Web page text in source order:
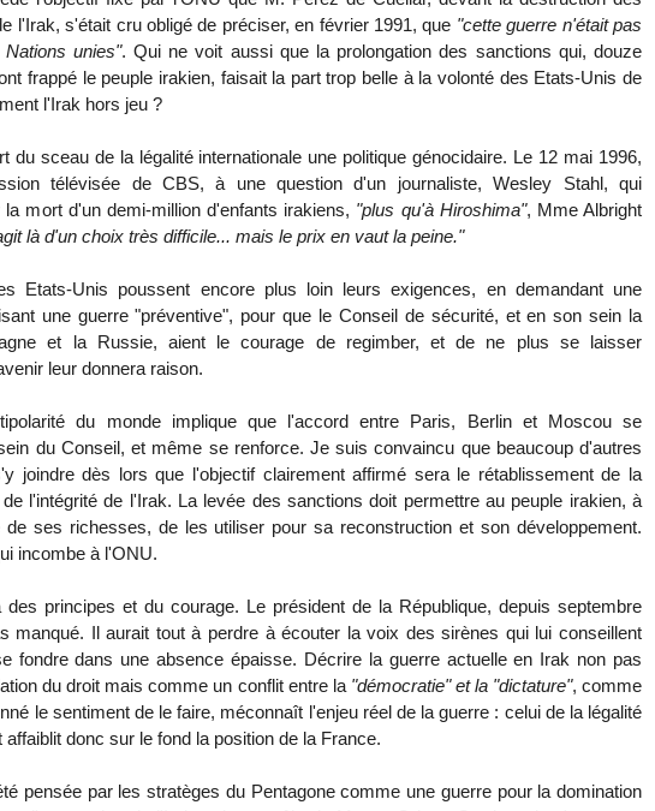
l'Irak, s'était cru obligé de préciser, en février 1991, que "cette guerre n'était pas
unies". Qui ne voit aussi que la prolongation des sanctions qui, douze
frappé le peuple irakien, faisait la part trop belle à la volonté des Etats-Unis de
l'Irak hors jeu ?
du sceau de la légalité internationale une politique génocidaire. Le 12 mai 1996,
télévisée de CBS, à une question d'un journaliste, Wesley Stahl, qui
la mort d'un demi-million d'enfants irakiens, "plus qu'à Hiroshima", Mme Albright
là d'un choix très difficile... mais le prix en vaut la peine."
Etats-Unis poussent encore plus loin leurs exigences, en demandant une
une guerre "préventive", pour que le Conseil de sécurité, et en son sein la
et la Russie, aient le courage de regimber, et de ne plus se laisser
leur donnera raison.
du monde implique que l'accord entre Paris, Berlin et Moscou se
du Conseil, et même se renforce. Je suis convaincu que beaucoup d'autres
joindre dès lors que l'objectif clairement affirmé sera le rétablissement de la
l'intégrité de l'Irak. La levée des sanctions doit permettre au peuple irakien, à
de ses richesses, de les utiliser pour sa reconstruction et son développement.
incombe à l'ONU.
des principes et du courage. Le président de la République, depuis septembre
manqué. Il aurait tout à perdre à écouter la voix des sirènes qui lui conseillent
fondre dans une absence épaisse. Décrire la guerre actuelle en Irak non pas
du droit mais comme un conflit entre la "démocratie" et la "dictature", comme
le sentiment de le faire, méconnaît l'enjeu réel de la guerre : celui de la légalité
affaiblit donc sur le fond la position de la France.
pensée par les stratèges du Pentagone comme une guerre pour la domination